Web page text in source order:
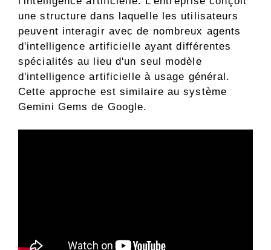
une structure dans laquelle les utilisateurs
peuvent interagir avec de nombreux agents
d'intelligence artificielle ayant différentes
spécialités au lieu d'un seul modèle
d'intelligence artificielle à usage général.
Cette approche est similaire au système
Gemini Gems de Google.